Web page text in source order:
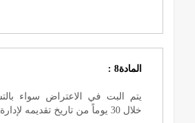
المادة8 :
يتم البت في الاعتراض سواء
خلال 30 يوماً من تاريخ تقديمه لإدارة نادي الطيران.